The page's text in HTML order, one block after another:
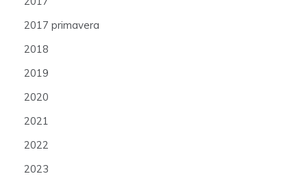
2017 primavera
2018
2019
2020
2021
2022
2023